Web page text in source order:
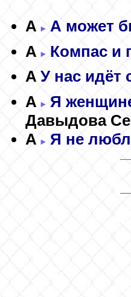
A А может
A
Компас и
A У нас идёт
A
Я
Давыдова
A
Я не